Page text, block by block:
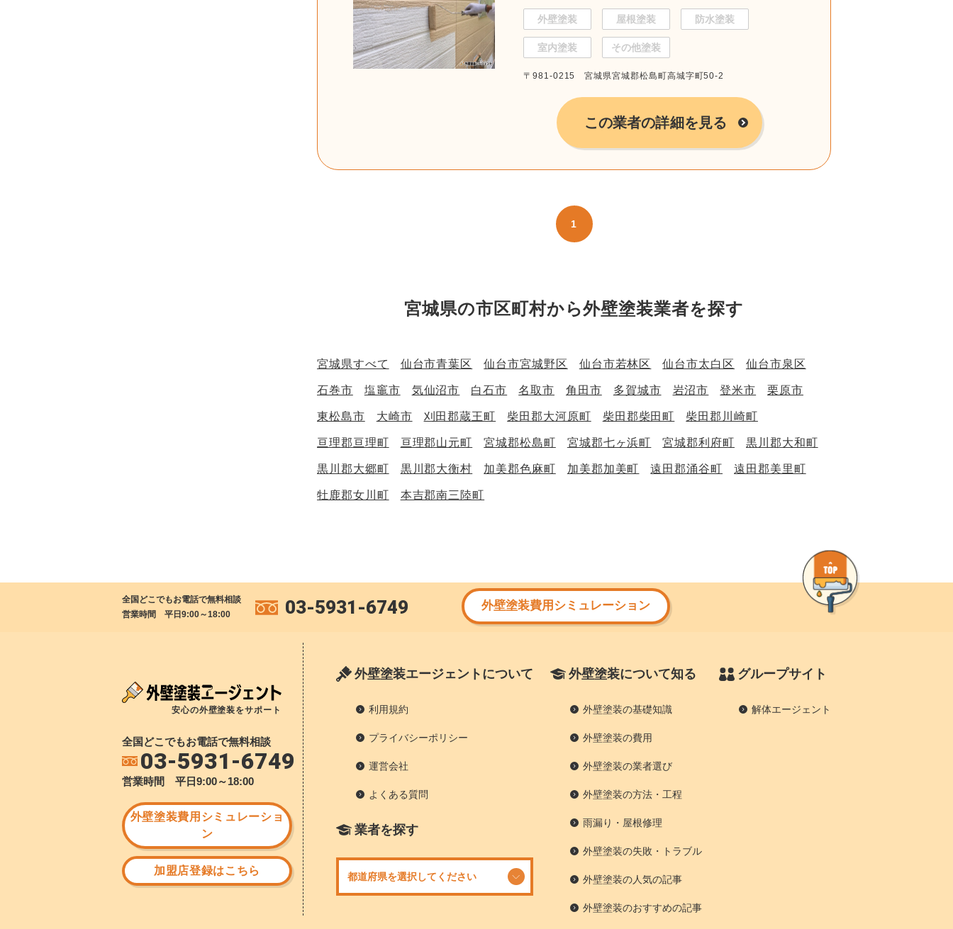
外壁塗装 屋根塗装 防水塗装
室内塗装 その他塗装
〒981-0215 宮城県宮城郡松島町高城字町50-2
この業者の詳細を見る
1
宮城県の市区町村から外壁塗装業者を探す
宮城県すべて 仙台市青葉区 仙台市宮城野区 仙台市若林区 仙台市太白区 仙台市泉区
石巻市 塩竈市 気仙沼市 白石市 名取市 角田市 多賀城市 岩沼市 登米市 栗原市
東松島市 大崎市 刈田郡蔵王町 柴田郡大河原町 柴田郡柴田町 柴田郡川崎町
亘理郡亘理町 亘理郡山元町 宮城郡松島町 宮城郡七ヶ浜町 宮城郡利府町 黒川郡大和町
黒川郡大郷町 黒川郡大衡村 加美郡色麻町 加美郡加美町 遠田郡涌谷町 遠田郡美里町
牡鹿郡女川町 本吉郡南三陸町
全国どこでもお電話で無料相談
営業時間 平日9:00～18:00
03-5931-6749 外壁塗装費用シミュレーション
安心の外壁塗装をサポート
全国どこでもお電話で無料相談
03-5931-6749
営業時間 平日9:00～18:00
外壁塗装費用シミュレーショ
ン
加盟店登録はこちら
外壁塗装エージェントについて
利用規約
プライバシーポリシー
運営会社
よくある質問
業者を探す
外壁塗装について知る
外壁塗装の基礎知識
外壁塗装の費用
外壁塗装の業者選び
外壁塗装の方法・工程
雨漏り・屋根修理
外壁塗装の失敗・トラブル
外壁塗装の人気の記事
外壁塗装のおすすめの記事
グループサイト
解体エージェント